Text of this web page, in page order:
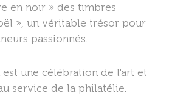
en noir » des timbres
», un véritable trésor pour
passionnés.
une célébration de l'art et
service de la philatélie.